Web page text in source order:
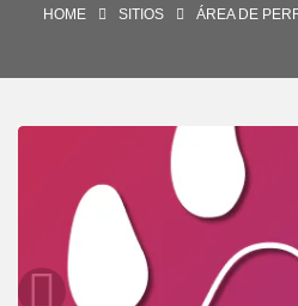
HOME SITIOS ÁREA DE